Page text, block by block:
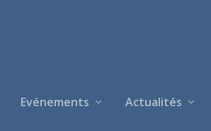
Evénements Actualités